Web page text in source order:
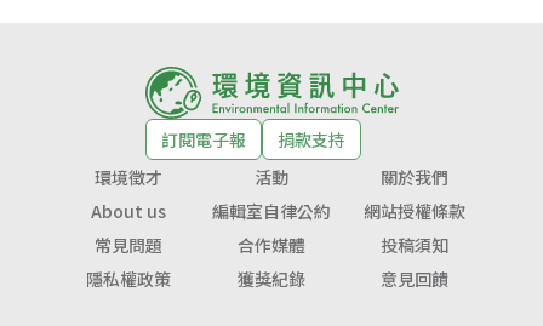
訂閱電子報
捐款支持
環境徵才
活動
關於我們
About us
編輯室自律公約
網站授權條款
常見問題
合作媒體
投稿須知
隱私權政策
獲獎紀錄 意見回饋